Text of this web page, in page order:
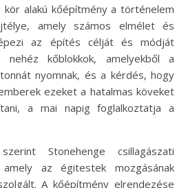
kör alakú kőépítmény a történelem
amely számos elmélet és
az építés célját és módját
nehéz kőblokkok, amelyekből a
nyomnak, és a kérdés, hogy
ezeket a hatalmas köveket
a mai napig foglalkoztatja a
Stonehenge csillagászati
az égitestek mozgásának
A kőépítmény elrendezése